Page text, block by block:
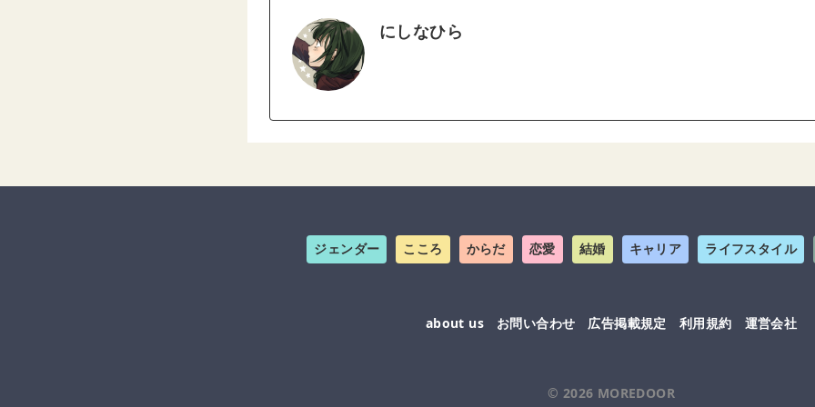
にしなひら
ジェンダー こころ からだ 恋愛 結婚 キャリア ライフスタイル
about us お問い合わせ 広告掲載規定 利用規約 運営会社
© 2026 MOREDOOR